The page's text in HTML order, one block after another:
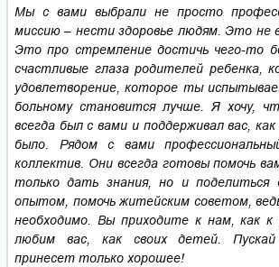
Мы с вами выбрали не просто
миссию – нести здоровье людям. Это не
Это про стремление достичь чего-то
счастливые глаза родителей ребенка,
удовлетворение, которое ты
больному становится лучше. Я хочу,
всегда был с вами и поддерживал вас,
было. Рядом с вами
коллектив. Они всегда готовы помочь
только дать знания, но и поделиться
опытом, помочь житейским советом,
необходимо. Вы приходите к нам, как
любим вас, как своих детей.
принесет только хорошее!